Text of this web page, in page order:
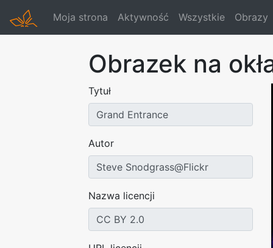
Moja strona Aktywność Wszystkie Obrazy
Obrazek na
Tytuł
Autor
Nazwa licencji